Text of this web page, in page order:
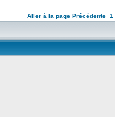
Aller à la page Précédente 1